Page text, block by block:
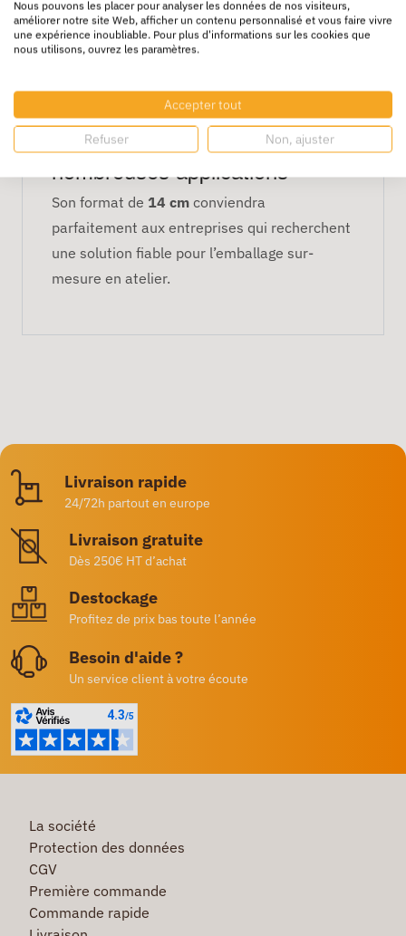
La gaine se soude facilement avec toutes les
machines professionnelles, permettant la
différents types de produits.
Un format adapté à de
nombreuses applications
Son format de 14 cm conviendra
parfaitement aux entreprises qui recherchent
une solution fiable pour l’emballage sur-
mesure en atelier.
Livraison rapide
24/72h partout en europe
Livraison gratuite
Dès 250€ HT d’achat
Destockage
Profitez de prix bas toute l’année
Besoin d'aide ?
Un service client à votre écoute
La société
Protection des données
CGV
Première commande
Commande rapide
Nous pouvons les placer pour analyser les données de nos visiteurs,
améliorer notre site Web, afficher un contenu personnalisé et vous faire vivre
une expérience inoubliable. Pour plus d'informations sur les cookies que
nous utilisons, ouvrez les paramètres.
Accepter tout
Refuser Non, ajuster